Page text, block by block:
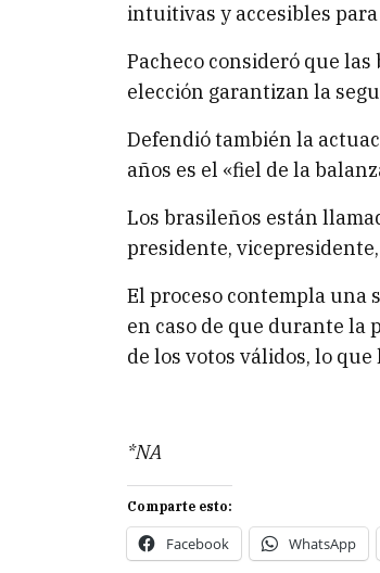
intuitivas y accesibles
Pacheco consideró que
elección garantizan la
Defendió también la
años es el «fiel de la
Los brasileños están
presidente,
El proceso contempla una
en caso de que durante la
de los votos válidos, lo
*NA
Comparte esto:
Facebook WhatsApp